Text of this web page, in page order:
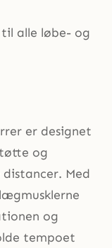
alle løbe- og
er designet
og
Med
og
tempoet